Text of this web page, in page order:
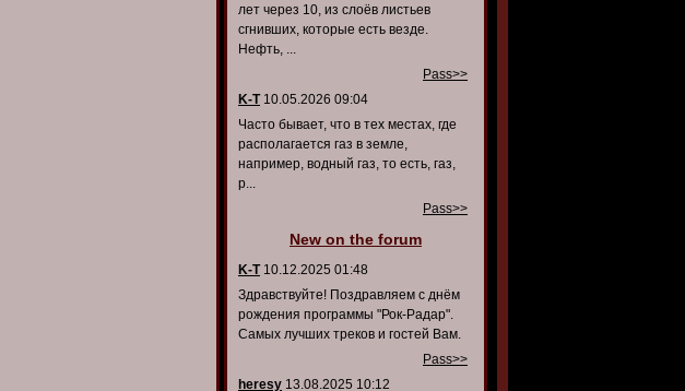
лет через 10, из слоёв листьев
сгнивших, которые есть везде.
Нефть, ...
Pass>>
K-T10.05.2026 09:04
Часто бывает, что в тех местах, где
располагается газ в земле,
например, водный газ, то есть, газ,
р...
Pass>>
New on the forum
K-T10.12.2025 01:48
Здравствуйте! Поздравляем с днём
рождения программы "Рок-Радар".
Самых лучших треков и гостей Вам.
Pass>>
heresy 13.08.2025 10:12